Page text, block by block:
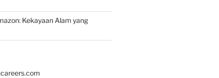
Kekayaan Alam yang